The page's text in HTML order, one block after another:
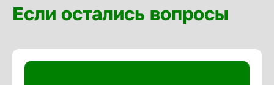
Если остались вопросы